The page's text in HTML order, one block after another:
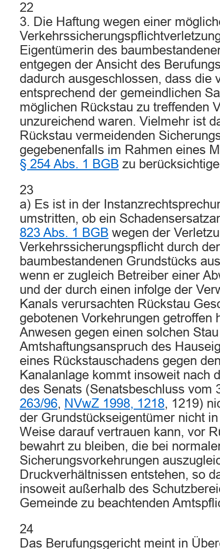
22
3. Die Haftung wegen einer
Eigentümerin des
entgegen der Ansicht des
dadurch ausgeschlossen, dass die
entsprechend der gemeindlichen
möglichen Rückstau zu treffenden
unzureichend waren. Vielmehr ist
Rückstau vermeidenden
gegebenenfalls im Rahmen eines
§ 254 Abs. 1 BGB zu
23
a) Es ist in der
umstritten, ob ein
823 Abs. 1 BGB wegen der
Verkehrssicherungspflicht durch
baumbestandenen Grundstücks
wenn er zugleich Betreiber einer
und der durch einen infolge der
Kanals verursachten Rückstau
gebotenen Vorkehrungen getroffen
Anwesen gegen einen solchen
Amtshaftungsanspruch des
eines Rückstauschadens gegen
Kanalanlage kommt insoweit nach
des Senats (Senatsbeschluss vom
263/96, NVwZ 1998, 1218, 1219)
der Grundstückseigentümer nicht
Weise darauf vertrauen kann, vor
bewahrt zu bleiben, die bei
Sicherungsvorkehrungen
Druckverhältnissen entstehen, so
insoweit außerhalb des
Gemeinde zu beachtenden
24
Das Berufungsgericht meint in